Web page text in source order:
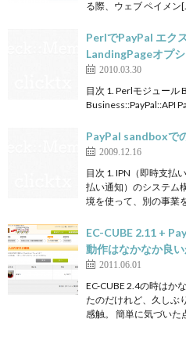
る際、ウェブ ペイメン
PerlでPayPal エク
LandingPageオプ
2010.03.30
目次 1. Perlモジュール
Business::PayPal::API
PayPal sandboxで
2009.12.16
目次 1. IPN（即時支払
払い通知）のシステム
境を使って、別の事業
EC-CUBE 2.11 +
動作はなかなか良
2011.06.01
EC-CUBE 2.4の時はか
たのだけれど、久しぶ
感触。 簡単に気づいた